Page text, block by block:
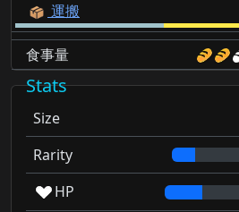
運搬
食事量
Stats
Size
Rarity
HP